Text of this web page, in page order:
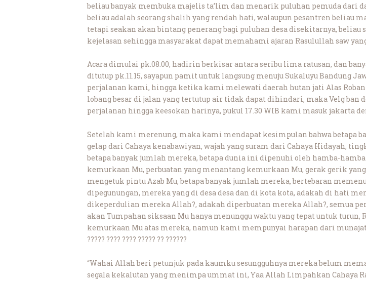
beliau banyak membuka majelis ta’lim dan menarik puluhan pemuda dari
beliau adalah seorang shalih yang rendah hati, walaupun pesantren beliau
tetapi seakan akan bintang penerang bagi puluhan desa disekitarnya, beliau
kejelasan sehingga masyarakat dapat memahami ajaran Rasulullah saw
Acara dimulai pk.08.00, hadirin berkisar antara seribu lima ratusan, dan
ditutup pk.11.15, sayapun pamit untuk langsung menuju Sukaluyu Bandung
perjalanan kami, hingga ketika kami melewati daerah hutan jati Alas Roban
lobang besar di jalan yang tertutup air tidak dapat dihindari, maka Velg ban
perjalanan hingga keesokan harinya, pukul 17.30 WIB kami masuk jakarta
Setelah kami merenung, maka kami mendapat kesimpulan bahwa betapa
gelap dari Cahaya kenabawiyan, wajah yang suram dari Cahaya Hidayah,
betapa banyak jumlah mereka, betapa dunia ini dipenuhi oleh hamba-
kemurkaan Mu, perbuatan yang menantang kemurkaan Mu, gerak gerik
mengetuk pintu Azab Mu, betapa banyak jumlah mereka, bertebaran
dipegunungan, mereka yang di desa desa dan di kota kota, adakah di hati
dikeperdulian mereka Allah?, adakah diperbuatan mereka Allah?, semua
akan Tumpahan siksaan Mu hanya menunggu waktu yang tepat untuk
kemurkaan Mu atas mereka, namun kami mempunyai harapan dari
????? ???? ???? ????? ?? ??????
“Wahai Allah beri petunjuk pada kaumku sesungguhnya mereka belum
segala kekalutan yang menimpa ummat ini, Yaa Allah Limpahkan Cahaya